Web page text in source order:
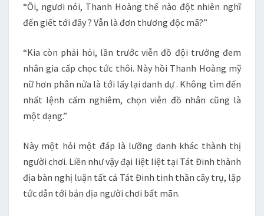
“Ôi, ngươi nói, Thanh Hoàng thế nào đột nhiên nghĩ
đến giết tới đây ? Vẫn là đơn thương độc mã?”
“Kia còn phải hỏi, lần trước viễn đồ đội trưởng đem
nhân gia cấp chọc tức thôi. Này hồi Thanh Hoàng mỹ
nữ hơn phân nửa là tới lấy lại danh dự . Không tìm đến
nhất lệnh cấm nghiêm, chọn viễn đồ nhân cũng là
một dạng.”
Này một hỏi một đáp là lưỡng danh khác thành thị
người chơi. Liền như vậy đại liệt liệt tại Tát Đinh thành
địa bàn nghị luận tất cả Tát Đinh tinh thần cây trụ, lập
tức dẫn tới bản địa người chơi bất mãn.